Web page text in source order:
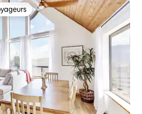
les plus appréciés